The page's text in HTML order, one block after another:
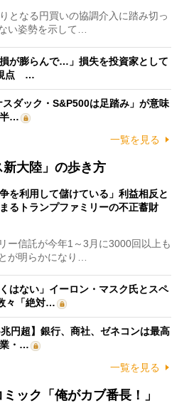
となる円買いの協調介入に踏み切っ
い姿勢を示して…
が膨らんで…」損失を投資家として
視点 …
スダック・S&P500は足踏み」が意味
…
一覧を見る
大陸」の歩き方
争を利用して儲けている」利益相反と
るトランプファミリーの不正蓄財
ー信託が今年1～3月に3000回以上も
が明らかになり…
はない」イーロン・マスク氏とスペ
々「絶対…
円超】銀行、商社、ゼネコンは最高
業・…
一覧を見る
ック「俺がカブ番長！」